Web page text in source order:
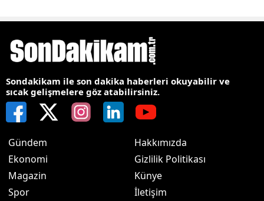
Sondakikam ile son dakika haberleri okuyabilir ve
sıcak gelişmelere göz atabilirsiniz.
Gündem
Ekonomi
Magazin
Spor
Hakkımızda
Gizlilik Politikası
Künye
İletişim